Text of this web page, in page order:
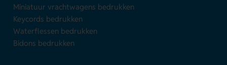
Miniatuur vrachtwagens bedrukken
Keycords bedrukken
Waterflessen bedrukken
Bidons bedrukken